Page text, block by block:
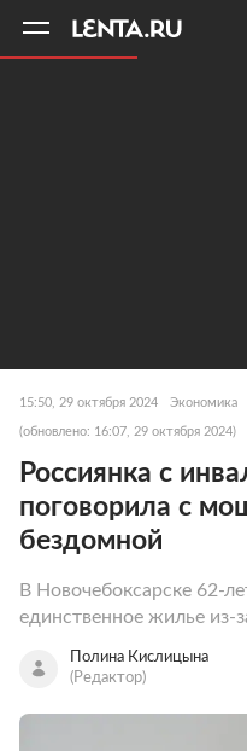
15:50, 29 октября 2024 Экономика
(обновлено: 16:07, 29 октября 2024)
Россиянка с
поговорила с
бездомной
В Новочебоксарске 62-
единственное жилье из-
Полина Кислицына
(Редактор)